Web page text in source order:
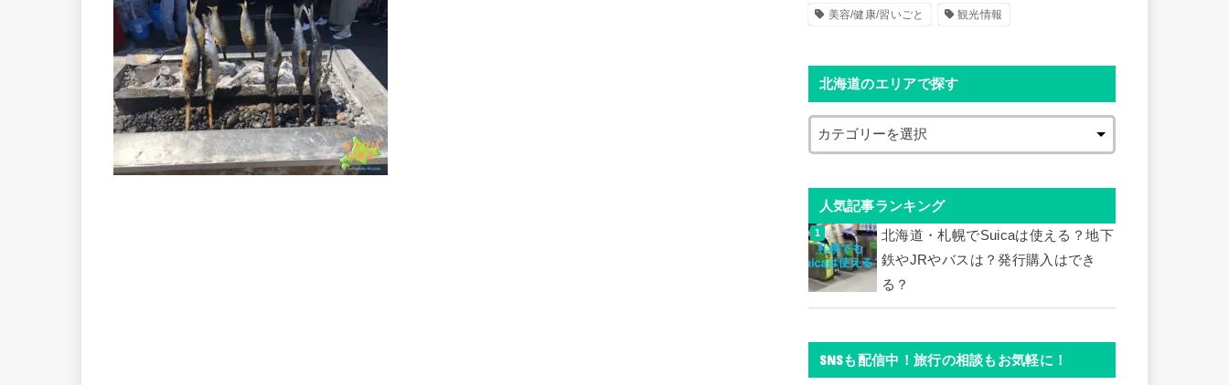
美容/健康/習いごと 観光情報
北海道のエリアで探す
人気記事ランキング
北海道・札幌でSuicaは使える？地下
鉄やJRやバスは？発行購入はでき
る？
SNSも配信中！旅行の相談もお気軽に！